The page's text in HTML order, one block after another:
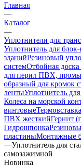
Главная
—
Каталог
—
Уплотнители для
Уплотнитель для
зданийРезиновый
системОтбойная
для перил ПВХ,
образный для кромок
лентыУплотнитель
Колеса на морской
винтовые
ПВХ жесткийГернит
Гидрошпонка
пластиныМонтажные
—Уплотнитель для
самозажимной
Новинка